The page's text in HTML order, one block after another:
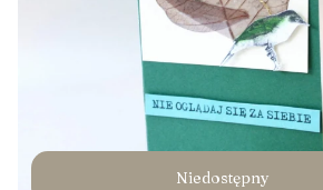
Niedostępny